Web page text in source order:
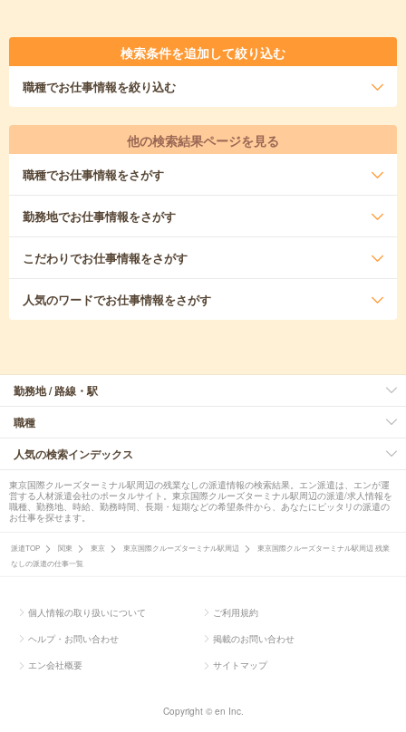
検索条件を追加して絞り込む
職種でお仕事情報を絞り込む
他の検索結果ページを見る
職種でお仕事情報をさがす
勤務地でお仕事情報をさがす
こだわりでお仕事情報をさがす
人気のワードでお仕事情報をさがす
勤務地 / 路線・駅
職種
人気の検索インデックス
東京国際クルーズターミナル駅周辺の残業なしの派遣情報の検索結果。エン派遣は、エンが運
営する人材派遣会社のポータルサイト。東京国際クルーズターミナル駅周辺の派遣/求人情報を
職種、勤務地、時給、勤務時間、長期・短期などの希望条件から、あなたにピッタリの派遣の
お仕事を探せます。
派遣TOP 関東 東京 東京国際クルーズターミナル駅周辺
東京国際クルーズターミナル駅周辺 残業
なしの派遣の仕事一覧
個人情報の取り扱いについて ご利用規約
ヘルプ・お問い合わせ 掲載のお問い合わせ
エン会社概要 サイトマップ
Copyright © en Inc.